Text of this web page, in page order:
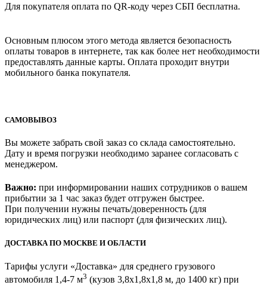
Для покупателя оплата по QR-коду через СБП бесплатна.
Основным плюсом этого метода является безопасность
оплаты товаров в интернете, так как более нет необходимости
предоставлять данные карты. Оплата проходит внутри
мобильного банка покупателя.
САМОВЫВОЗ
Вы можете забрать свой заказ со склада самостоятельно.
Дату и время погрузки необходимо заранее согласовать с
менеджером.
Важно: при информировании наших сотрудников о вашем
прибытии за 1 час заказ будет отгружен быстрее.
При получении нужны печать/доверенность (для
юридических лиц) или паспорт (для физических лиц).
ДОСТАВКА ПО МОСКВЕ И ОБЛАСТИ
Тарифы услуги «Доставка» для среднего грузового
автомобиля 1,4-7 м3 (кузов 3,8x1,8x1,8 м, до 1400 кг) при